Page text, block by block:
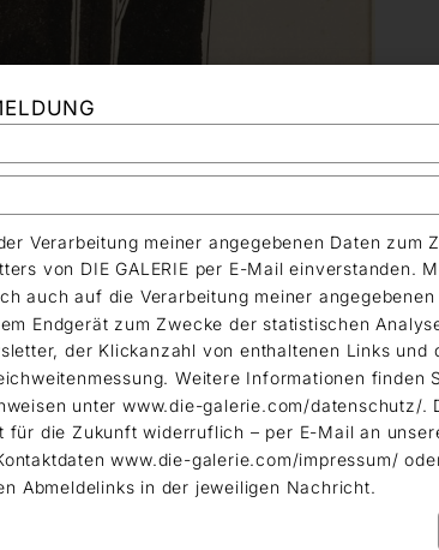
Verarbeitung meiner angegebenen Daten zum
von DIE GALERIE per E-Mail einverstanden.
auch auf die Verarbeitung meiner angegebenen
Endgerät zum Zwecke der statistischen
der Klickanzahl von enthaltenen Links und
Weitere Informationen finden
unter www.die-galerie.com/datenschutz/.
für die Zukunft widerruflich – per E-Mail an
www.die-galerie.com/impressum/
Abmeldelinks in der jeweiligen Nachricht.